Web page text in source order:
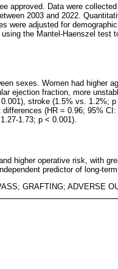
approved. Data were
2003 and 2022.
were adjusted for
the Mantel-Haenszel
sexes. Women had higher
ejection fraction, more
stroke (1.5% vs. 1.2%;
(HR = 0.96; 95%
1.73; p < 0.001).
higher operative risk, with
predictor of long-
GRAFTING; ADVERSE